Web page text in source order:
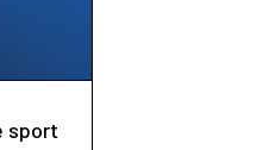
sport